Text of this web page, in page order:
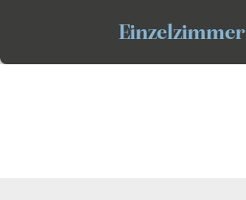
Einzelzimmer